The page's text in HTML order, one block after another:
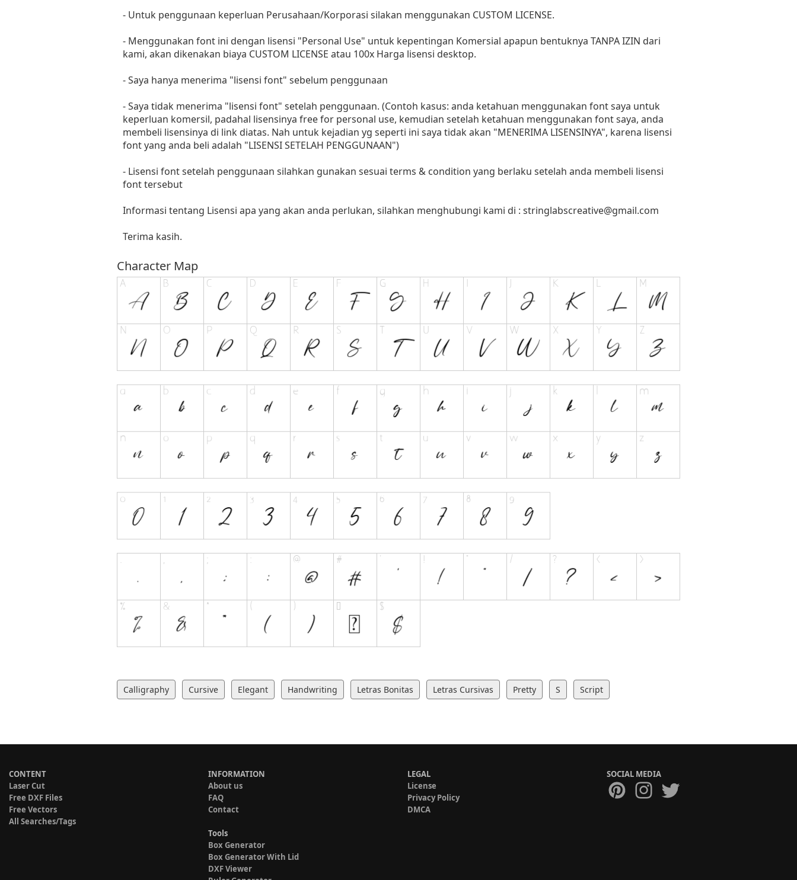
- Untuk penggunaan keperluan Perusahaan/Korporasi silakan menggunakan CUSTOM LICENSE.
- Menggunakan font ini dengan lisensi "Personal Use" untuk kepentingan Komersial apapun bentuknya TANPA IZIN dari
kami, akan dikenakan biaya CUSTOM LICENSE atau 100x Harga lisensi desktop.
- Saya hanya menerima "lisensi font" sebelum penggunaan
- Saya tidak menerima "lisensi font" setelah penggunaan. (Contoh kasus: anda ketahuan menggunakan font saya untuk
keperluan komersil, padahal lisensinya free for personal use, kemudian setelah ketahuan menggunakan font saya, anda
membeli lisensinya di link diatas. Nah untuk kejadian yg seperti ini saya tidak akan "MENERIMA LISENSINYA", karena lisensi
font yang anda beli adalah "LISENSI SETELAH PENGGUNAAN")
- Lisensi font setelah penggunaan silahkan gunakan sesuai terms & condition yang berlaku setelah anda membeli lisensi
font tersebut
Informasi tentang Lisensi apa yang akan anda perlukan, silahkan menghubungi kami di : stringlabscreative@gmail.com
Terima kasih.
Character Map
Calligraphy Cursive Elegant Handwriting Letras Bonitas Letras Cursivas Pretty S Script
CONTENT
Laser Cut
Free DXF Files
Free Vectors
All Searches/Tags
INFORMATION
About us
FAQ
Contact
Tools
Box Generator
Box Generator With Lid
DXF Viewer
LEGAL
License
Privacy Policy
DMCA
SOCIAL MEDIA